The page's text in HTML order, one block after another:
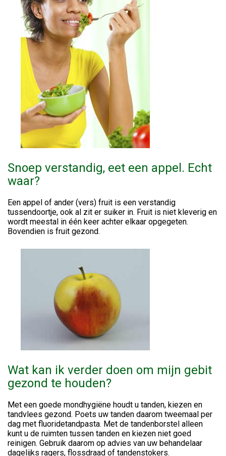
Snoep verstandig, eet een appel. Echt
waar?
Een appel of ander (vers) fruit is een verstandig
tussendoortje, ook al zit er suiker in. Fruit is niet kleverig en
wordt meestal in één keer achter elkaar opgegeten.
Bovendien is fruit gezond.
Wat kan ik verder doen om mijn gebit
gezond te houden?
Met een goede mondhygiëne houdt u tanden, kiezen en
tandvlees gezond. Poets uw tanden daarom tweemaal per
dag met fluoridetandpasta. Met de tandenborstel alleen
kunt u de ruimten tussen tanden en kiezen niet goed
reinigen. Gebruik daarom op advies van uw behandelaar
dagelijks ragers, flossdraad of tandenstokers.